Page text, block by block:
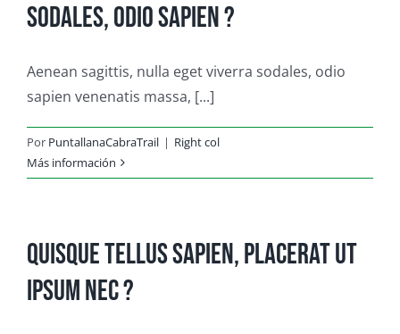
sodales, odio sapien ?
Aenean sagittis, nulla eget viverra sodales, odio
sapien venenatis massa, [...]
Por PuntallanaCabraTrail | Right col
Más información
Quisque tellus sapien, placerat ut
ipsum nec ?